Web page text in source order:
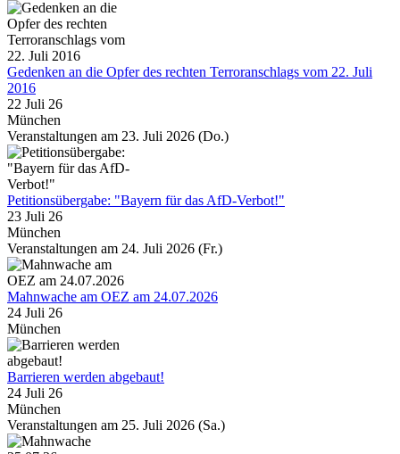
Gedenken an die Opfer des rechten Terroranschlags vom 22. Juli
2016
22 Juli 26
München
Veranstaltungen am 23. Juli 2026 (Do.)
Petitionsübergabe: "Bayern für das AfD-Verbot!"
23 Juli 26
München
Veranstaltungen am 24. Juli 2026 (Fr.)
Mahnwache am OEZ am 24.07.2026
24 Juli 26
München
Barrieren werden abgebaut!
24 Juli 26
München
Veranstaltungen am 25. Juli 2026 (Sa.)